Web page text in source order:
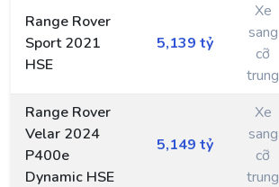
Range Rover
Sport 2021
HSE
5,139 tỷ
Xe
sang
cỡ
trung
Range Rover
Velar 2024
P400e
Dynamic HSE
5,149 tỷ
Xe
sang
cỡ
trung